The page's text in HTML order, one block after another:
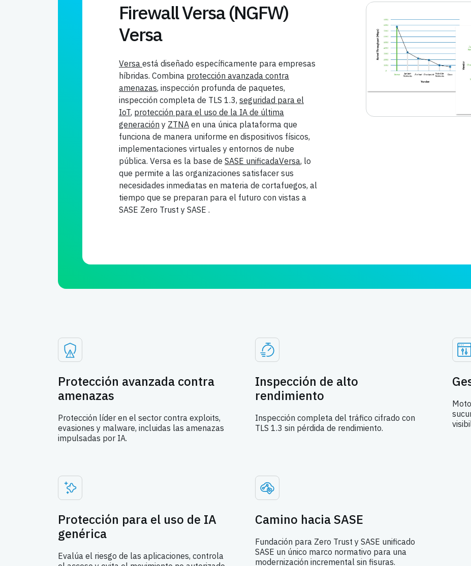
Firewall Versa (NGFW)
Versa
Versa está diseñado específicamente para empresas
híbridas. Combina protección avanzada contra
amenazas, inspección profunda de paquetes,
inspección completa de TLS 1.3, seguridad para el
IoT, protección para el uso de la IA de última
generación y ZTNA en una única plataforma que
funciona de manera uniforme en dispositivos físicos,
implementaciones virtuales y entornos de nube
pública. Versa es la base de SASE unificadaVersa, lo
que permite a las organizaciones satisfacer sus
necesidades inmediatas en materia de cortafuegos, al
tiempo que se preparan para el futuro con vistas a
SASE Zero Trust y SASE .
Protección avanzada contra
amenazas
Protección líder en el sector contra exploits,
evasiones y malware, incluidas las amenazas
impulsadas por IA.
Inspección de alto
rendimiento
Inspección completa del tráfico cifrado con
TLS 1.3 sin pérdida de rendimiento.
Protección para el uso de IA
genérica
Evalúa el riesgo de las aplicaciones, controla
Camino hacia SASE
Fundación para Zero Trust y SASE unificado
SASE un único marco normativo para una
modernización incremental sin fisuras.